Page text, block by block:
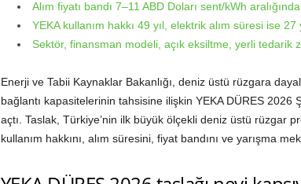
Alım fiyatı bandı 7–11 ABD Doları sent/kWh
YEKA kullanım hakkı 49 yıl, elektrik alım süresi ise 27
Sektör, finansman modeli, açık eksiltme, yerli tedarik
Enerji ve Tabii Kaynaklar Bakanlığı, deniz üstü rüzgara
bağlantı kapasitelerinin tahsisine ilişkin YEKA DÜRES 2026
açtı. Taslak, Türkiye’nin ilk büyük ölçekli deniz üstü rüzgar
kullanım hakkını, alım süresini, fiyat bandını ve yarışma